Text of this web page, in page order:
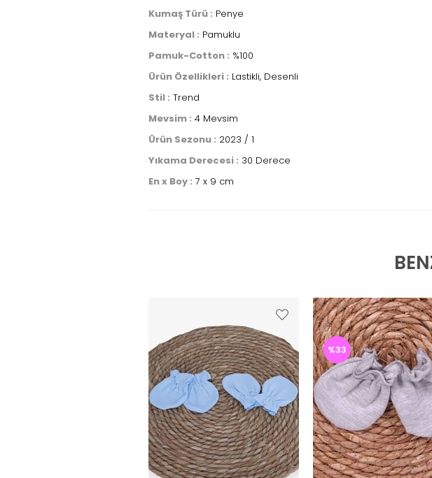
Kumaş Türü : Penye
Materyal : Pamuklu
Pamuk-Cotton : %100
Ürün Özellikleri : Lastikli, Desenli
Stil : Trend
Mevsim : 4 Mevsim
Ürün Sezonu : 2023 / 1
Yıkama Derecesi : 30 Derece
En x Boy : 7 x 9 cm
%33